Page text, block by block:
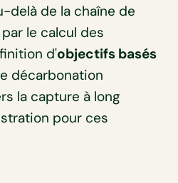
delà de la chaîne de
le calcul des
d'objectifs basés
décarbonation
la capture à long
pour ces